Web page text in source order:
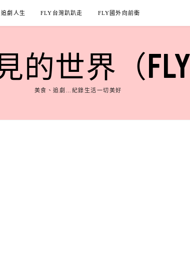
追劇人生 FLY台灣趴趴走 FLY國外向前衝
世界（
美食、追劇…紀錄生活一切美好